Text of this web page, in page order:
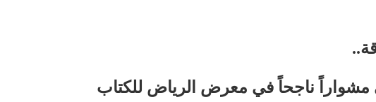
مشواراً ناجحاً في معرض الرياض للكتاب